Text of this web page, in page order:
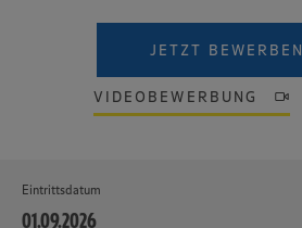
JETZT BEWERBEN
VIDEOBEWERBUNG
Eintrittsdatum
01.09.2026